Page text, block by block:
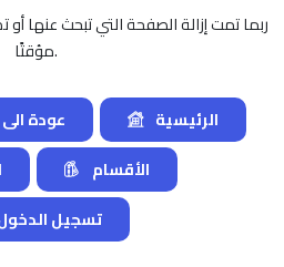
ربما تمت إزالة الصفحة التي تبحث عنها أو
مؤقتًا.
عودة
الرئيسية
الأقسام
تسجيل